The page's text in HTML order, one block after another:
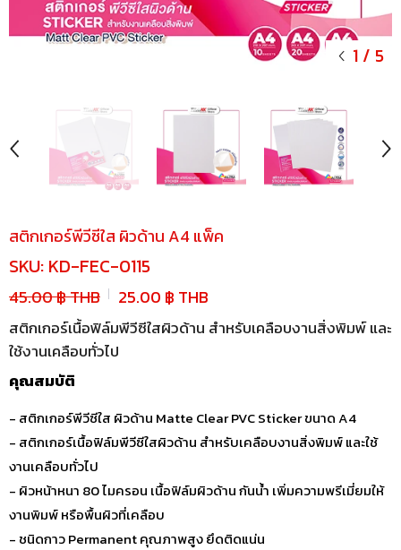
1 / 5
สติกเกอร์พีวีซีใส ผิวด้าน A4 แพ็ค
SKU: KD-FEC-0115
45.00 ฿ THB 25.00 ฿ THB
สติกเกอร์เนื้อฟิล์มพีวีซีใสผิวด้าน สำหรับเคลือบงานสิ่งพิมพ์ และ
ใช้งานเคลือบทั่วไป
คุณสมบัติ
- สติกเกอร์พีวีซีใส ผิวด้าน Matte Clear PVC Sticker ขนาด A4
- สติกเกอร์เนื้อฟิล์มพีวีซีใสผิวด้าน สำหรับเคลือบงานสิ่งพิมพ์ และใช้
งานเคลือบทั่วไป
- ผิวหน้าหนา 80 ไมครอน เนื้อฟิล์มผิวด้าน กันน้ำ เพิ่มความพรีเมี่ยมให้
งานพิมพ์ หรือพื้นผิวที่เคลือบ
- ชนิดกาว Permanent คุณภาพสูง ยึดติดแน่น